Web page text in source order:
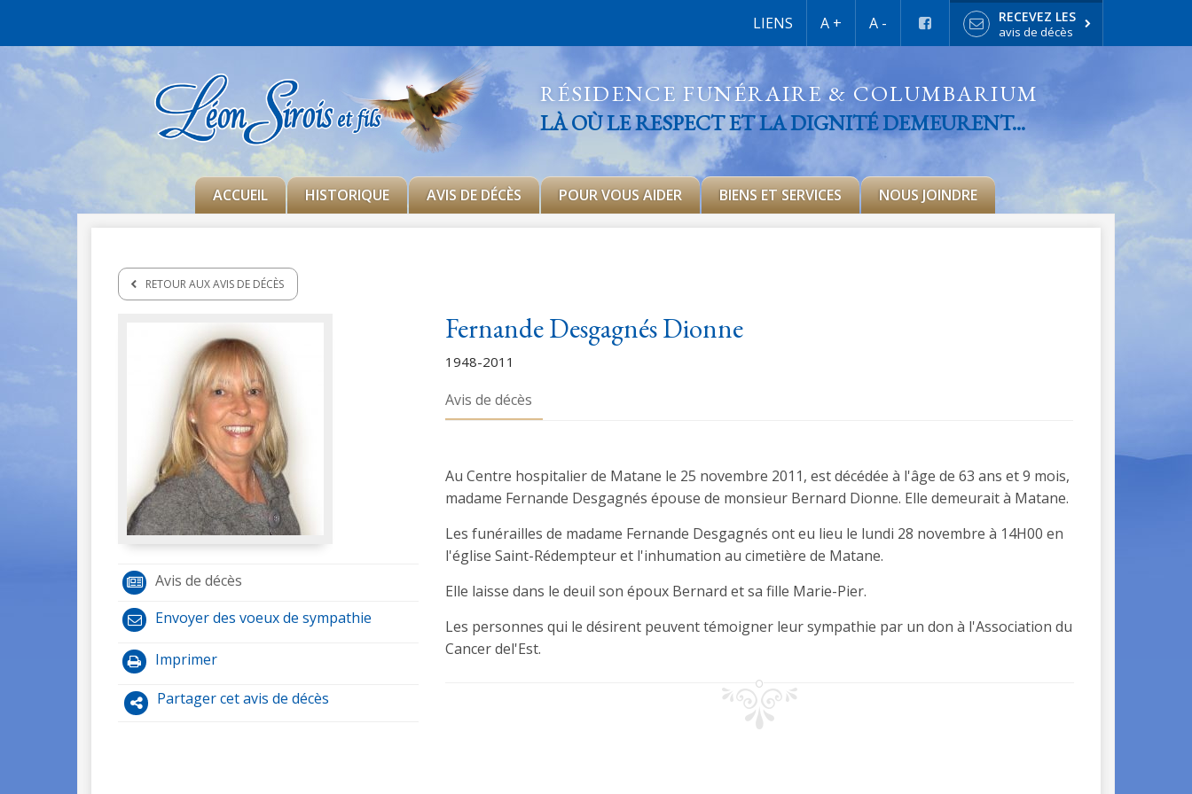
LIENS A + A - RECEVEZ LES
avis de décès
RÉSIDENCE FUNÉRAIRE & COLUMBARIUM
LÀ OÙ LE RESPECT ET LA DIGNITÉ DEMEURENT...
ACCUEIL HISTORIQUE AVIS DE DÉCÈS POUR VOUS AIDER BIENS ET SERVICES NOUS JOINDRE
RETOUR AUX AVIS DE DÉCÈS
Avis de décès
Envoyer des voeux de sympathie
Imprimer
Partager cet avis de décès
Fernande Desgagnés Dionne
1948-2011
Avis de décès
Au Centre hospitalier de Matane le 25 novembre 2011, est décédée à l'âge de 63 ans et 9 mois,
madame Fernande Desgagnés épouse de monsieur Bernard Dionne. Elle demeurait à Matane.
Les funérailles de madame Fernande Desgagnés ont eu lieu le lundi 28 novembre à 14H00 en
l'église Saint-Rédempteur et l'inhumation au cimetière de Matane.
Elle laisse dans le deuil son époux Bernard et sa fille Marie-Pier.
Les personnes qui le désirent peuvent témoigner leur sympathie par un don à l'Association du
Cancer del'Est.